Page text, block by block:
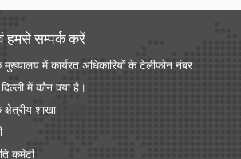
हमसे सम्‍पर्क करें
में कार्यरत अधिकारियों के टेलीफोन नंबर
में कौन क्या है।
शाखा
कमेटी